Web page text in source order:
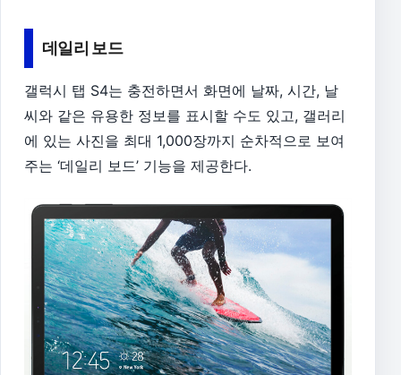
데일리 보드
갤럭시 탭 S4는 충전하면서 화면에 날짜, 시간, 날
씨와 같은 유용한 정보를 표시할 수도 있고, 갤러리
에 있는 사진을 최대 1,000장까지 순차적으로 보여
주는 ‘데일리 보드’ 기능을 제공한다.